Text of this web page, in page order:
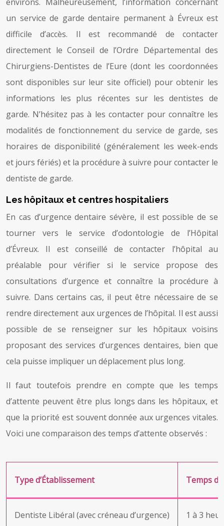
un service de garde dentaire permanent à Évreux est
difficile d’accès. Il est recommandé de contacter
directement le Conseil de l’Ordre Départemental des
Chirurgiens-Dentistes de l’Eure (dont les coordonnées
sont disponibles sur leur site officiel) pour obtenir les
informations les plus récentes sur les dentistes de
garde. N’hésitez pas à les contacter pour connaître les
modalités de fonctionnement du service de garde, ses
horaires de disponibilité (généralement les week-ends
et jours fériés) et la procédure à suivre pour contacter le
dentiste de garde.
Les hôpitaux et centres hospitaliers
En cas d’urgence dentaire sévère, il est possible de se
tourner vers le service d’odontologie de l’Hôpital
d’Évreux. Il est conseillé de contacter l’hôpital au
préalable pour vérifier si le service propose des
consultations d’urgence et connaître la procédure à
suivre. Dans certains cas, il peut être nécessaire de se
rendre directement aux urgences de l’hôpital. Il est aussi
possible de se renseigner sur les hôpitaux voisins
proposant des services d’urgences dentaires, bien que
cela puisse impliquer un déplacement plus long.
Il faut toutefois prendre en compte que les temps
d’attente peuvent être plus longs dans les hôpitaux, et
que la priorité est souvent donnée aux urgences vitales.
Voici une comparaison des temps d’attente observés :
Type d’Établissement Temps
Dentiste Libéral (avec créneau d’urgence) 1 à 3